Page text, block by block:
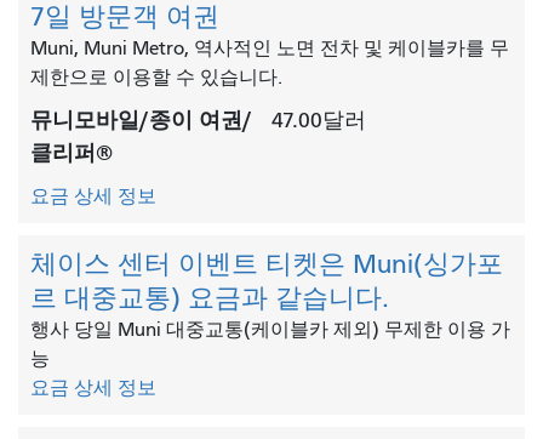
7일 방문객 여권
Muni, Muni Metro, 역사적인 노면 전차 및 케이블카를 무
제한으로 이용할 수 있습니다.
뮤니모바일/종이 여권/
클리퍼®
47.00달러
요금 상세 정보
체이스 센터 이벤트 티켓은 Muni(싱가포
르 대중교통) 요금과 같습니다.
행사 당일 Muni 대중교통(케이블카 제외) 무제한 이용 가
능
요금 상세 정보